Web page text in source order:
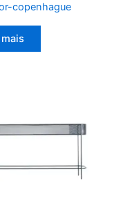
copenhague